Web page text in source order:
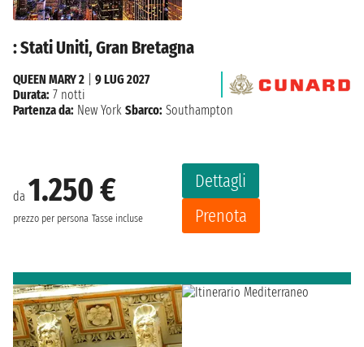
: Stati Uniti, Gran Bretagna
da 1.250 €
prezzo per persona Tasse incluse
Dettagli
Prenota
QUEEN MARY 2
9 LUG 2027
Durata: 7 notti
Partenza da: New York Sbarco: Southampton